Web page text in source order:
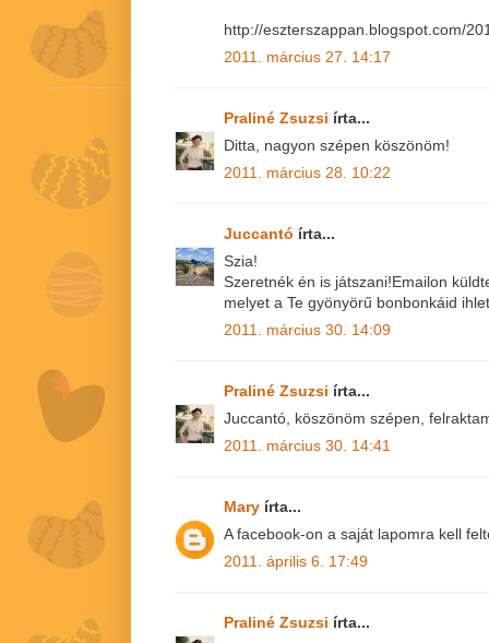
http://eszterszappan.blogspot.com/
2011. március 27. 14:17
Praliné Zsuzsi írta...
Ditta, nagyon szépen köszönöm!
2011. március 28. 10:22
Juccantó írta...
Szia!
Szeretnék én is játszani!Emailon
melyet a Te gyönyörű bonbonkáid
2011. március 30. 14:09
Praliné Zsuzsi írta...
Juccantó, köszönöm szépen,
2011. március 30. 14:41
Mary írta...
A facebook-on a saját lapomra kell
2011. április 6. 17:49
Praliné Zsuzsi írta...